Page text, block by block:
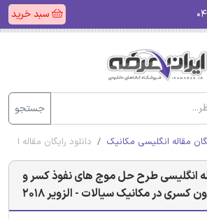
سبد خرید
جستجو
مقاله انگلیسی مکانیک دانلود رایگان مقاله
انگلیسی طرح حل موج های نفوذ کسر و
کسری در مکانیک سیالات - الزویر 2018